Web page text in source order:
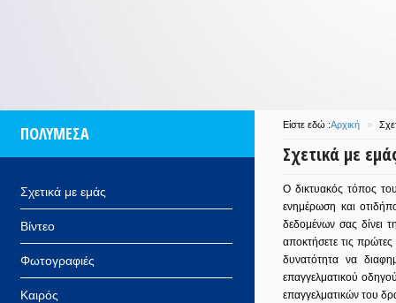
ΠΟΛΥΜΕΣΑ
Σχετικά με εμάς
Βίντεο
Φωτογραφιές
Καιρός
Είστε εδώ :Αρχική »
Σχετικά με
O δικτυακός τόπος
ενημέρωση και
δεδομένων σας δίνει
αποκτήσετε τις
δυνατότητα να
επαγγελματικού
επαγγελματικών του